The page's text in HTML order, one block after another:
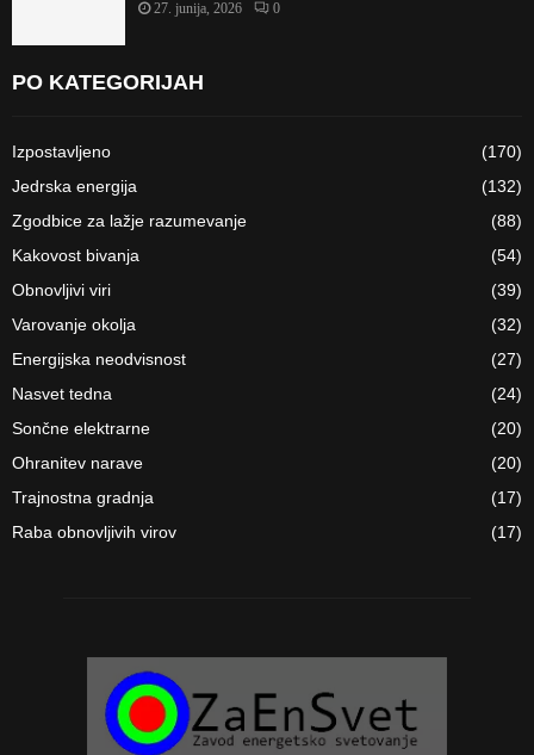
27. junija, 2026 0
PO KATEGORIJAH
Izpostavljeno
(170)
Jedrska energija
(132)
Zgodbice za lažje razumevanje
(88)
Kakovost bivanja
(54)
Obnovljivi viri
(39)
Varovanje okolja
(32)
Energijska neodvisnost
(27)
Nasvet tedna
(24)
Sončne elektrarne
(20)
Ohranitev narave
(20)
Trajnostna gradnja
(17)
Raba obnovljivih virov
(17)